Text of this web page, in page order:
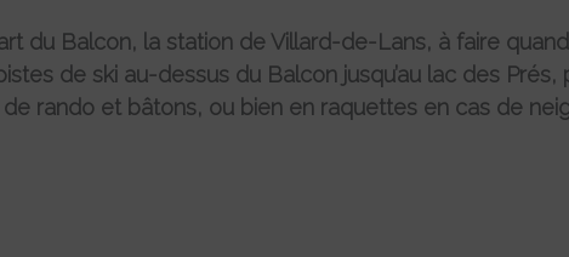
du Balcon, la station de Villard-de-Lans, à faire
de ski au-dessus du Balcon jusqu’au lac des
rando et bâtons, ou bien en raquettes en cas de